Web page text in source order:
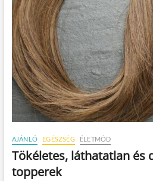
AJÁNLÓ EGÉSZSÉG ÉLETMÓD
Tökéletes, láthatatlan és
topperek